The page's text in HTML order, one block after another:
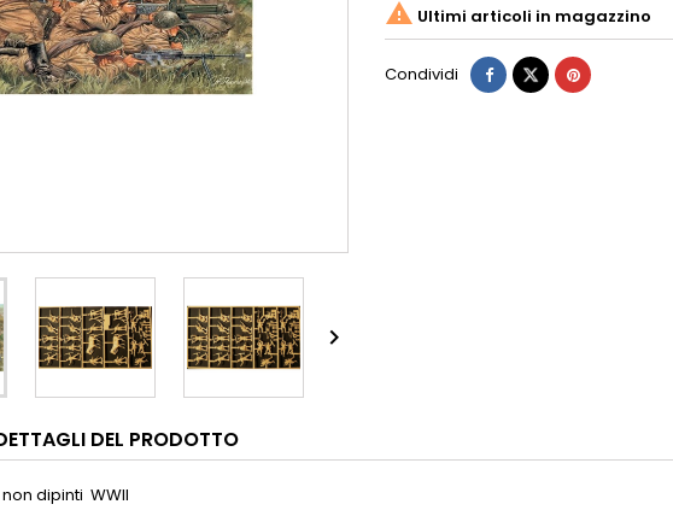

 Ultimi articoli in magazzino
Condividi
DEL PRODOTTO
dipinti WWII